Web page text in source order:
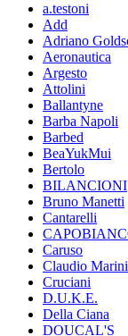
a.testoni
Add
Adriano
Aeronautica
Argesto
Attolini
Ballantyne
Barba Napoli
Barbed
BeaYukMui
Bertolo
BILANCIONI
Bruno Manetti
Cantarelli
Caruso
Claudio Marini
Cruciani
D.U.K.E.
Della Ciana
DOUCAL'S